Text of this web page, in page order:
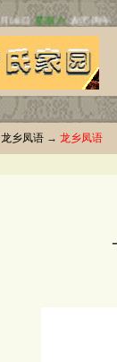
龙乡凤语 → 龙乡凤语
──碎